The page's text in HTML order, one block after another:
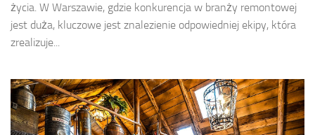
życia. W Warszawie, gdzie konkurencja w branży remontowej
jest duża, kluczowe jest znalezienie odpowiedniej ekipy, która
zrealizuje...